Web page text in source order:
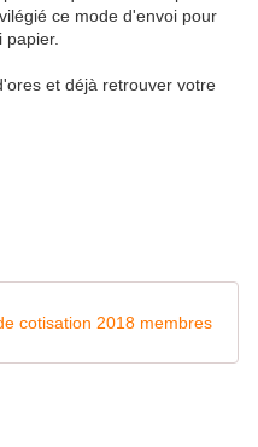
ce mode d'envoi pour
et déjà retrouver votre
cotisation 2018 membres